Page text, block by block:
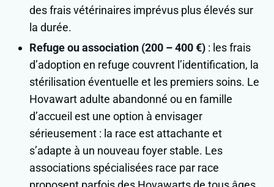
des frais vétérinaires imprévus plus élevés sur
la durée.
Refuge ou association (200 – 400 €) : les frais
d’adoption en refuge couvrent l’identification, la
stérilisation éventuelle et les premiers soins. Le
Hovawart adulte abandonné ou en famille
d’accueil est une option à envisager
sérieusement : la race est attachante et
s’adapte à un nouveau foyer stable. Les
associations spécialisées race par race